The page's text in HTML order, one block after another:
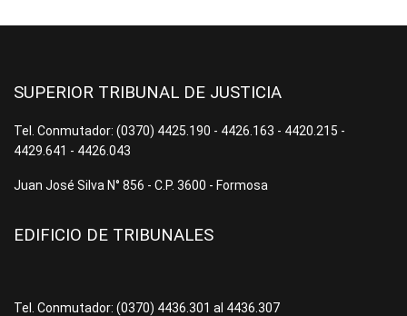
SUPERIOR TRIBUNAL DE JUSTICIA
Tel. Conmutador: (0370) 4425.190 - 4426.163 - 4420.215 -
4429.641 - 4426.043
Juan José Silva N° 856 - C.P. 3600 - Formosa
EDIFICIO DE TRIBUNALES
Tel. Conmutador: (0370) 4436.301 al 4436.307